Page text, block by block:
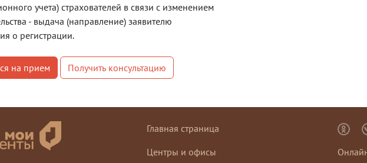
учета) страхователей в связи с изменением
- выдача (направление) заявителю
о регистрации.
на прием Получить консультацию
Центр "Мои Документы"
Центр "Мои Документы"
Главная страница
Центры и офисы